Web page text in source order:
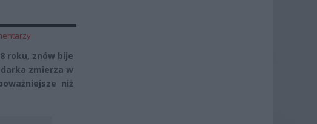
roku, znów bije
zmierza w
niż